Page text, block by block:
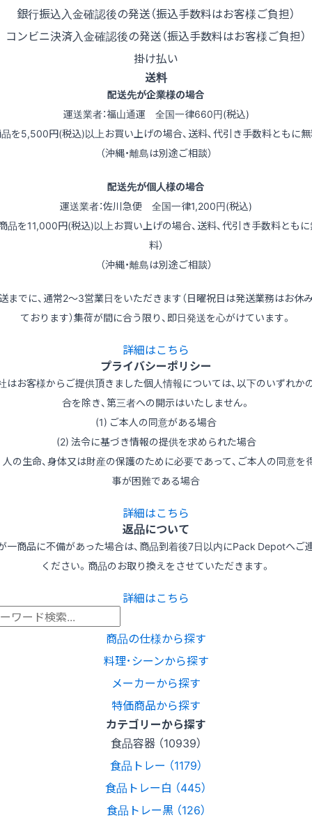
銀行振込入金確認後の発送（振込手数料はお客様ご負担）
コンビニ決済入金確認後の発送（振込手数料はお客様ご負担）
掛け払い
送料
配送先が企業様の場合
運送業者：福山通運 全国一律660円(税込)
品を5,500円(税込)以上お買い上げの場合、送料、代引き手数料ともに無
（沖縄・離島は別途ご相談）
配送先が個人様の場合
運送業者：佐川急便 全国一律1,200円(税込)
品を11,000円(税込)以上お買い上げの場合、送料、代引き手数料とも
料）
（沖縄・離島は別途ご相談）
までに、通常2～3営業日をいただきます（日曜祝日は発送業務はお休
ております）集荷が間に合う限り、即日発送を心がけています。
詳細はこちら
プライバシーポリシー
はお客様からご提供頂きました個人情報については、以下のいずれか
合を除き、第三者への開示はいたしません。
(1) ご本人の同意がある場合
(2) 法令に基づき情報の提供を求められた場合
の生命、身体又は財産の保護のために必要であって、ご本人の同意を
事が困難である場合
詳細はこちら
返品について
一商品に不備があった場合は、商品到着後7日以内にPack Depotへご
ください。商品のお取り換えをさせていただきます。
詳細はこちら
商品の仕様から探す
料理･シーンから探す
メーカーから探す
特価商品から探す
カテゴリーから探す
食品容器 （10939）
食品トレー （1179）
食品トレー白 （445）
食品トレー黒 （126）